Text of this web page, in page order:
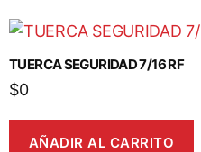
TUERCA SEGURIDAD 7/16 RF
$0
AÑADIR AL CARRITO